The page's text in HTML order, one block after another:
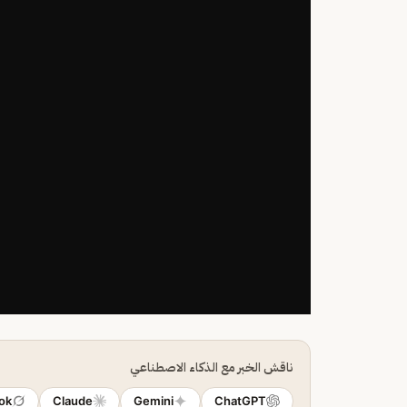
ناقش الخبر مع الذكاء الاصطناعي
ChatGPT
Gemini
Claude